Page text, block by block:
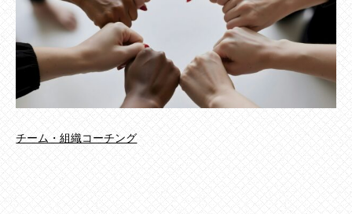
チーム・組織コーチング